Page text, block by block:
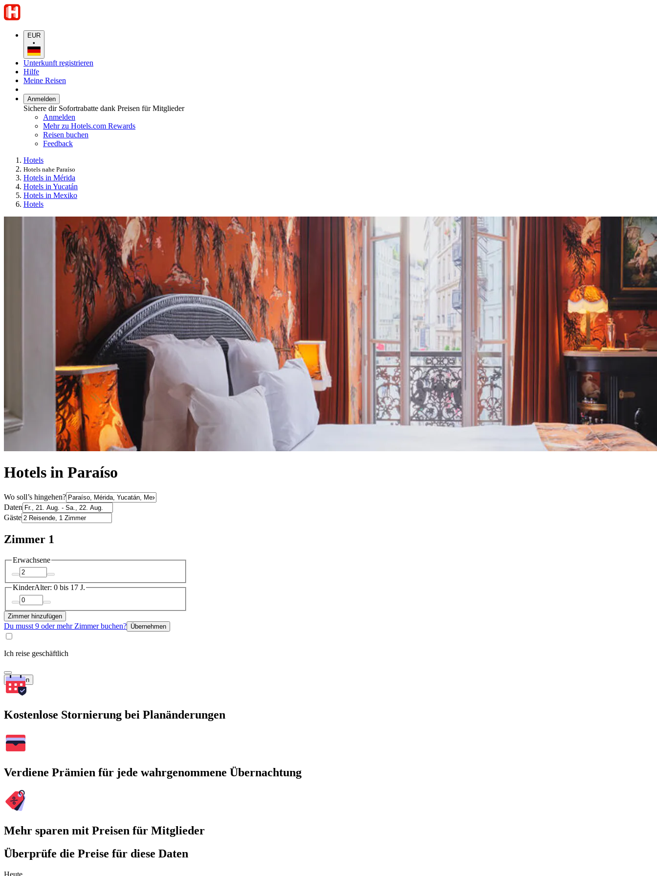
EUR
•
Unterkunft registrieren
Hilfe
Meine Reisen
Anmelden
Sichere dir Sofortrabatte dank Preisen für Mitglieder
Anmelden
Mehr zu Hotels.com Rewards
Reisen buchen
Feedback
Hotels
Hotels nahe Paraíso
Hotels in Mérida
Hotels in Yucatán
Hotels in Mexiko
Hotels
Hotels in Paraíso
Wo soll’s hingehen?
Daten
Gäste
Zimmer 1
Erwachsene
KinderAlter: 0 bis 17 J.
Zimmer hinzufügen
Du musst 9 oder mehr Zimmer buchen? Übernehmen
Ich reise geschäftlich
Suchen
Kostenlose Stornierung bei Planänderungen
Verdiene Prämien für jede wahrgenommene Übernachtung
Mehr sparen mit Preisen für Mitglieder
Überprüfe die Preise für diese Daten